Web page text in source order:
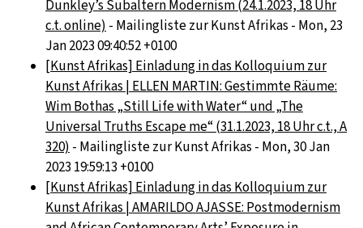
Dunkley’s Subaltern Modernism (24.1.2023, 18 Uhr
c.t. online) - Mailingliste zur Kunst Afrikas - Mon, 23
Jan 2023 09:40:52 +0100
[Kunst Afrikas] Einladung in das Kolloquium zur
Kunst Afrikas | ELLEN MARTIN: Gestimmte Räume:
Wim Bothas „Still Life with Water“ und „The
Universal Truths Escape me“ (31.1.2023, 18 Uhr c.t., A
320) - Mailingliste zur Kunst Afrikas - Mon, 30 Jan
2023 19:59:13 +0100
[Kunst Afrikas] Einladung in das Kolloquium zur
Kunst Afrikas | AMARILDO AJASSE: Postmodernism